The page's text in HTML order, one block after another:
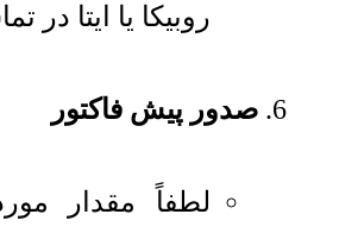
روبیکا یا ایتا در
صدور پیش فاکتور
لطفاً مقدار